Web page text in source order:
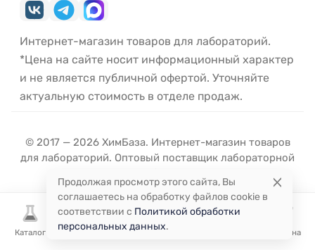
Каталог Избранное Корзина
Интернет-магазин товаров для лабораторий.
*Цена на сайте носит информационный характер
и не является публичной офертой. Уточняйте
актуальную стоимость в отделе продаж.
© 2017 — 2026 ХимБаза. Интернет-магазин товаров
для лабораторий. Оптовый поставщик лабораторной
Продолжая просмотр этого сайта, Вы
соглашаетесь на обработку файлов cookie в
соответствии с Политикой обработки
персональных данных.